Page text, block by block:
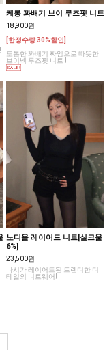
케롱 꽈배기 브이 루즈핏 니트
18,900원
[한정수량 30%할인]
도톰한 꽈배기 짜임으로 따뜻한
브이넥 루즈핏 니트 !
노디올 레이어드 니트[실크울
6%]
23,500원
나시가 레이어드된 트렌디한 디
테일의 니트웨어!